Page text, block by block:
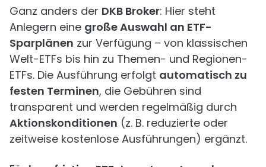
Ganz anders der DKB Broker: Hier steht
Anlegern eine große Auswahl an ETF-
Sparplänen zur Verfügung – von klassischen
Welt-ETFs bis hin zu Themen- und Regionen-
ETFs. Die Ausführung erfolgt automatisch zu
festen Terminen, die Gebühren sind
transparent und werden regelmäßig durch
Aktionskonditionen (z. B. reduzierte oder
zeitweise kostenlose Ausführungen) ergänzt.